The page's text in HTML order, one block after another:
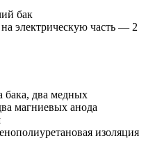
бак
на электрическую часть — 2
бака, два медных
магниевых анода
изоляция